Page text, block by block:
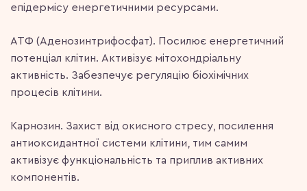
епідермісу енергетичними ресурсами.
АТФ (Аденозинтрифосфат). Посилює енергетичний
потенціал клітин. Активізує мітохондріальну
активність. Забезпечує регуляцію біохімічних
процесів клітини.
Карнозин. Захист від окисного стресу, посилення
антиоксидантної системи клітини, тим самим
активізує функціональність та приплив активних
компонентів.